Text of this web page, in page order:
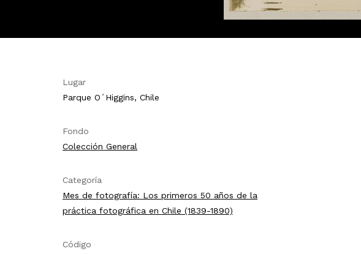
Lugar
Parque O´Higgins, Chile
Fondo
Colección General
Categoría
Mes de fotografía: Los primeros 50 años de la
práctica fotográfica en Chile (1839-1890)
Código